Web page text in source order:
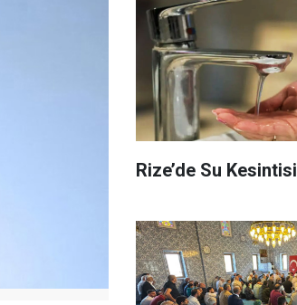
Rize’de Su Kesintisi